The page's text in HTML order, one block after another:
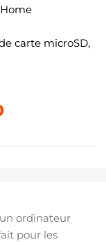
carte microSD,
ordinateur
pour les